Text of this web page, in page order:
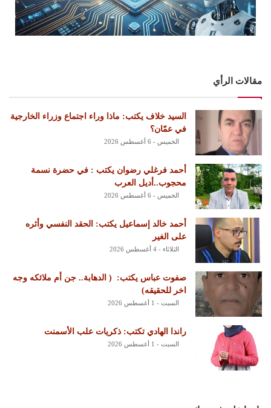
مقالات الرأي
السيد خلاف يكتب: ماذا وراء اجتماع وزراء الخارجية
في عمّان؟
الخميس - 6 أغسطس 2026
أحمد فرغلي رضوان يكتب : في حضرة نسمة
محجوب..أديل العرب
الخميس - 6 أغسطس 2026
أحمد خالد إسماعيل يكتب: الحقد النفسي وأثره
على الغير
الثلاثاء - 4 أغسطس 2026
‏صفوت عباس يكتب: ‏ ‏( الدهابة.. جن أم ملائكه وجه
اخر للحقيقه)
السبت - 1 أغسطس 2026
راندا الهادي تكتب: ذكريات علب الأسمنت
السبت - 1 أغسطس 2026